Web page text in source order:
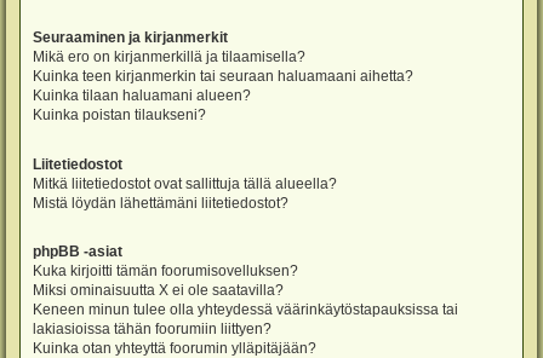
Seuraaminen ja kirjanmerkit
Mikä ero on kirjanmerkillä ja tilaamisella?
Kuinka teen kirjanmerkin tai seuraan haluamaani aihetta?
Kuinka tilaan haluamani alueen?
Kuinka poistan tilaukseni?
Liitetiedostot
Mitkä liitetiedostot ovat sallittuja tällä alueella?
Mistä löydän lähettämäni liitetiedostot?
phpBB -asiat
Kuka kirjoitti tämän foorumisovelluksen?
Miksi ominaisuutta X ei ole saatavilla?
Keneen minun tulee olla yhteydessä väärinkäytöstapauksissa tai
lakiasioissa tähän foorumiin liittyen?
Kuinka otan yhteyttä foorumin ylläpitäjään?